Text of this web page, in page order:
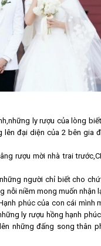
ly rượu của lòng
lên đại diện của 2 bên gia
rượu mời nhà trai
người chỉ biết cho
nỗi niềm mong muốn nhận
phúc của con cái mình
ly rượu hồng hạnh
những đấng song thân